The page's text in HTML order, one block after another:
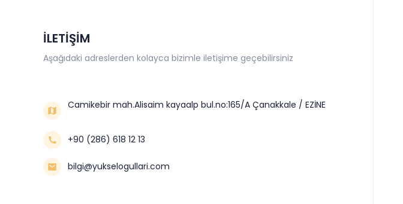
İLETİŞİM
Aşağıdaki adreslerden kolayca bizimle iletişime geçebilirsiniz
Camikebir mah.Alisaim kayaalp bul.no:165/A Çanakkale / EZİNE
+90 (286) 618 12 13
bilgi@yukselogullari.com